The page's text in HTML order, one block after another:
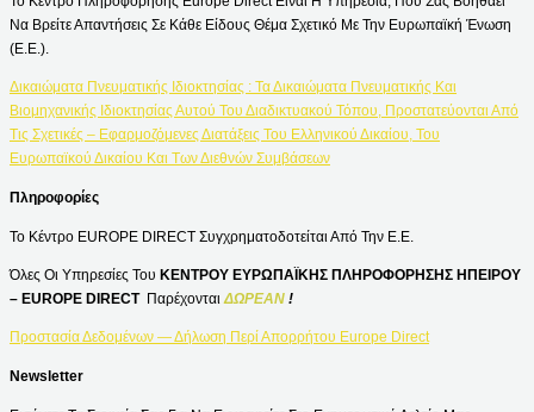
Να Βρείτε Απαντήσεις Σε Κάθε Είδους Θέμα Σχετικό Με Την Ευρωπαϊκή Ένωση
(Ε.Ε.).
Δικαιώματα Πνευματικής Ιδιοκτησίας : Τα Δικαιώματα Πνευματικής Και
Βιομηχανικής Ιδιοκτησίας Αυτού Του Διαδικτυακού Τόπου, Προστατεύονται Από
Τις Σχετικές – Εφαρμοζόμενες Διατάξεις Του Ελληνικού Δικαίου, Του
Ευρωπαϊκού Δικαίου Και Των Διεθνών Συμβάσεων
Πληροφορίες
Το Κέντρο EUROPE DIRECT Συγχρηματοδοτείται Από Την Ε.Ε.
Όλες Οι Υπηρεσίες Του ΚΕΝΤΡΟΥ ΕΥΡΩΠΑΪΚΗΣ ΠΛΗΡΟΦΟΡΗΣΗΣ ΗΠΕΙΡΟΥ
– EUROPE DIRECT Παρέχονται ΔΩΡΕΑΝ !
Προστασία Δεδομένων — Δήλωση Περί Απορρήτου Europe Direct
Newsletter